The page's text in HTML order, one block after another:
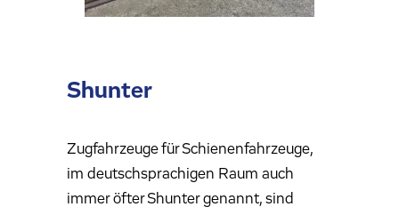
Shunter
Zugfahrzeuge für Schienenfahrzeuge,
im deutschsprachigen Raum auch
immer öfter Shunter genannt, sind